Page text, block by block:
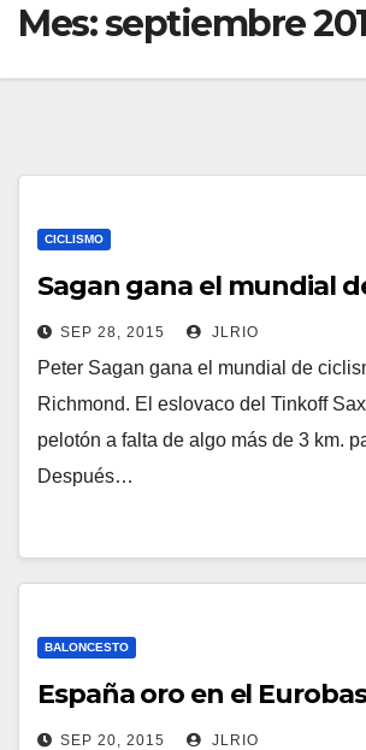
Mes:septiembre
CICLISMO
Sagan gana el mundial
SEP 28, 2015 JLRIO
Peter Sagan gana el mundial de
Richmond. El eslovaco del Tinkoff
pelotón a falta de algo más de 3 km.
Después…
BALONCESTO
España oro en el
SEP 20, 2015 JLRIO